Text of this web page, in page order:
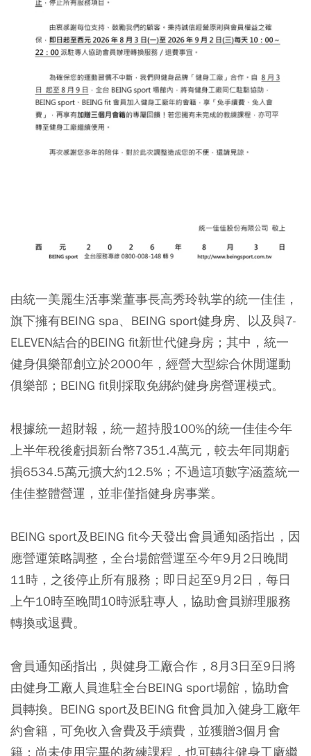
由統一美麗生活事業董事長高秀玲執掌的統一佳佳，
旗下擁有BEING spa、BEING sport健身房、以及與7-
ELEVEN結合的BEING fit新世代健身房；其中，統一
健身俱樂部創立於2000年，經營大型綜合休閒運動
俱樂部；BEING fit則採取免綁約健身房營運模式。
根據統一超財報，統一超持股100%的統一佳佳今年
上半年稅後虧損新台幣7351.4萬元，較去年同期虧
損6534.5萬元擴大約12.5%；不過這項數字涵蓋統一
佳佳整體營運，並非僅指健身房事業。
BEING sport及BEING fit今天發出會員通知函指出，因
應營運策略調整，全台場館營運至今年9月2日晚間
11時，之後停止所有服務；即日起至9月2日，每日
上午10時至晚間10時派駐專人，協助會員辦理服務
轉換或退費。
會員通知函指出，與健身工廠合作，8月3日至9日將
由健身工廠人員進駐全台BEING sport場館，協助會
員轉換。BEING sport及BEING fit會員加入健身工廠年
約會籍，可免收入會費及手續費，並獲贈3個月會
籍；尚未使用完畢的教練課程，也可轉往健身工廠繼